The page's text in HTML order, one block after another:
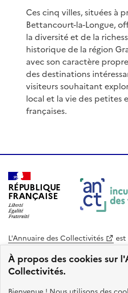
À propos des cookies sur
Collectivités.
Ces cinq villes, situées à
Bettancourt-la-Longue,
la diversité et de la
historique de la région
avec son caractère
des destinations
visiteurs souhaitant
local et la vie des petites
françaises.
RÉPUBLIQUE
FRANÇAISE
L'Annuaire des Collectivités est
des Territoires
Cohésion des Territoires
. Le
est disponible en licence libre. Le
avec le système de design de